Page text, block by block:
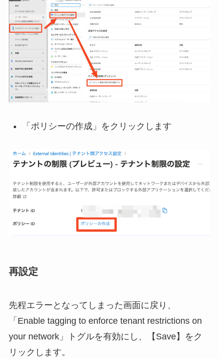
「ポリシーの作成」をクリックします
再設定
先程エラーとなってしまった画面に戻り、
「Enable tagging to enforce tenant restrictions on
your network」トグルを有効にし、【Save】をク
リックします。